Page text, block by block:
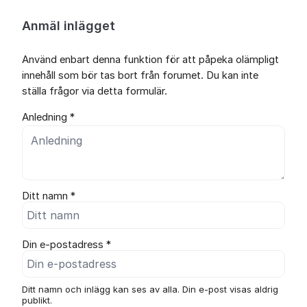
Anmäl inlägget
Använd enbart denna funktion för att påpeka olämpligt
innehåll som bör tas bort från forumet. Du kan inte
ställa frågor via detta formulär.
Anledning *
Ditt namn *
Din e-postadress *
Ditt namn och inlägg kan ses av alla. Din e-post visas aldrig
publikt.